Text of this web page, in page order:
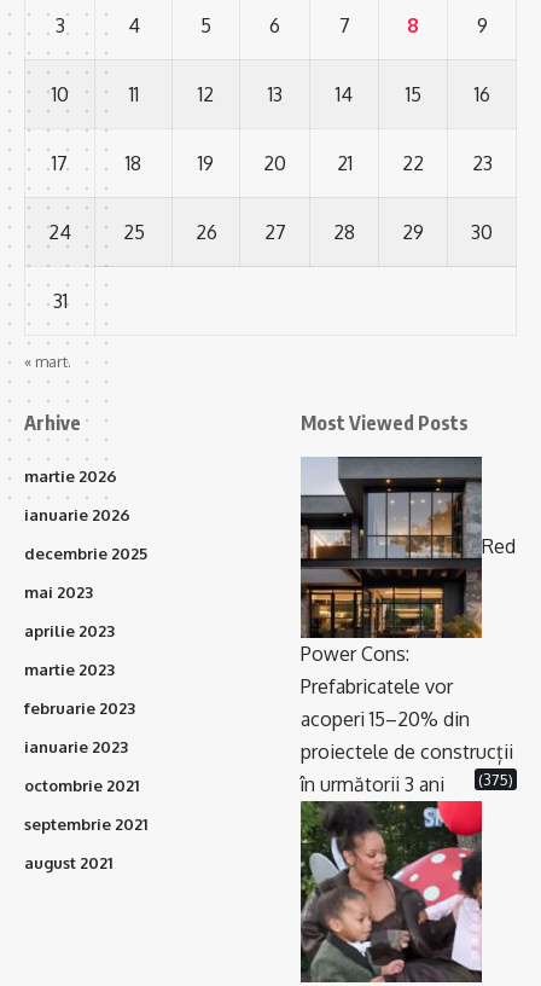
3 4 5 6 7 8 9
10 11 12 13 14 15 16
17 18 19 20 21 22 23
24 25 26 27 28 29 30
31
« mart.
Arhive
martie 2026
ianuarie 2026
decembrie 2025
mai 2023
aprilie 2023
martie 2023
februarie 2023
ianuarie 2023
octombrie 2021
septembrie 2021
august 2021
Most Viewed Posts
Red
Power Cons:
Prefabricatele vor
acoperi 15–20% din
proiectele de construcții
în următorii 3 ani
(375)